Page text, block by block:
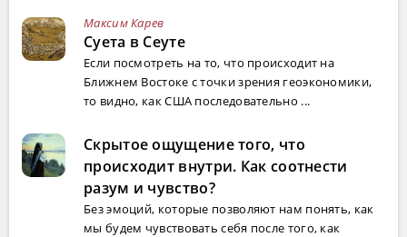
Максим Карев
Суета в Сеуте
Если посмотреть на то, что происходит на
Ближнем Востоке с точки зрения геоэкономики,
то видно, как США последовательно ...
Скрытое ощущение того, что
происходит внутри. Как соотнести
разум и чувство?
Без эмоций, которые позволяют нам понять, как
мы будем чувствовать себя после того, как